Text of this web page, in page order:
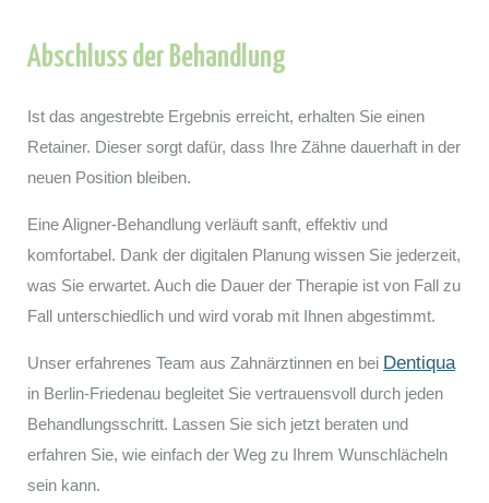
Abschluss der Behandlung
Ist das angestrebte Ergebnis erreicht, erhalten Sie einen
Retainer. Dieser sorgt dafür, dass Ihre Zähne dauerhaft in der
neuen Position bleiben.
Eine Aligner-Behandlung verläuft sanft, effektiv und
komfortabel. Dank der digitalen Planung wissen Sie jederzeit,
was Sie erwartet. Auch die Dauer der Therapie ist von Fall zu
Fall unterschiedlich und wird vorab mit Ihnen abgestimmt.
Unser erfahrenes Team aus Zahnärztinnen en bei Dentiqua
in Berlin-Friedenau begleitet Sie vertrauensvoll durch jeden
Behandlungsschritt. Lassen Sie sich jetzt beraten und
erfahren Sie, wie einfach der Weg zu Ihrem Wunschlächeln
sein kann.